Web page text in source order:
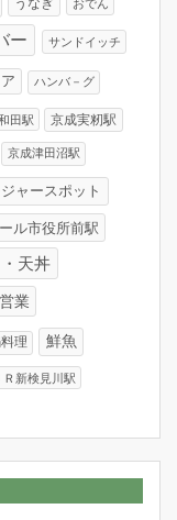
うなぎ おでん
ー サンドイッチ
ハンバ－グ
田駅 京成実籾駅
京成津田沼駅
ャースポット
ル市役所前駅
天丼
業
理 鮮魚
Ｒ新検見川駅